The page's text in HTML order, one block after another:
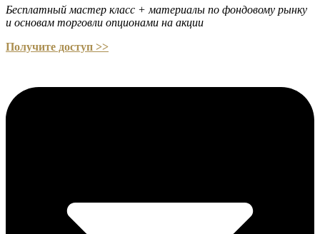
Бесплатный мастер класс + материалы по фондовому рынку
и основам торговли опционами на акции
Получите доступ >>